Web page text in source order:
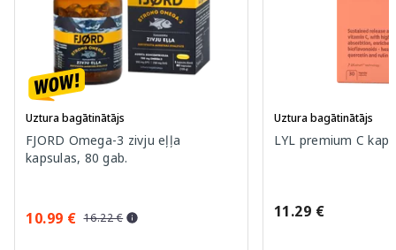
Uztura bagātinātājs
FJORD Omega-3 zivju eļļa
kapsulas, 80 gab.
10.99 € 16.22 €
Uztura bagātinātājs
LYL premium C
11.29 €